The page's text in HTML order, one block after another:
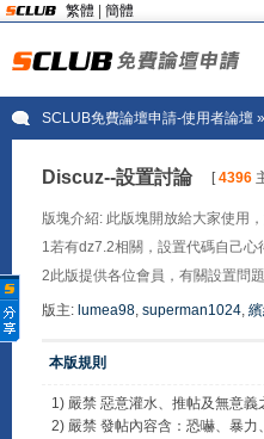
繁體 簡體
SCLUB免費論壇申請-使用者論壇»
Discuz--設置討論 [4396
版塊介紹: 此版塊開放給大家使用
1若有dz7.2相關，設置代碼自己
2此版提供各位會員，有關設置問
版主: lumea98, superman1024,
本版規則
1) 嚴禁 惡意灌水、推帖及無意義
2) 嚴禁 發帖內容含：恐嚇、暴力